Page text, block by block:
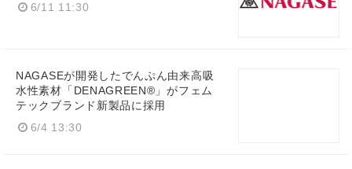
6/11 11:30
NAGASEが開発したでんぷん由来高吸
水性素材「DENAGREEN®」がフェム
テックブランド新製品に採用
6/4 13:30